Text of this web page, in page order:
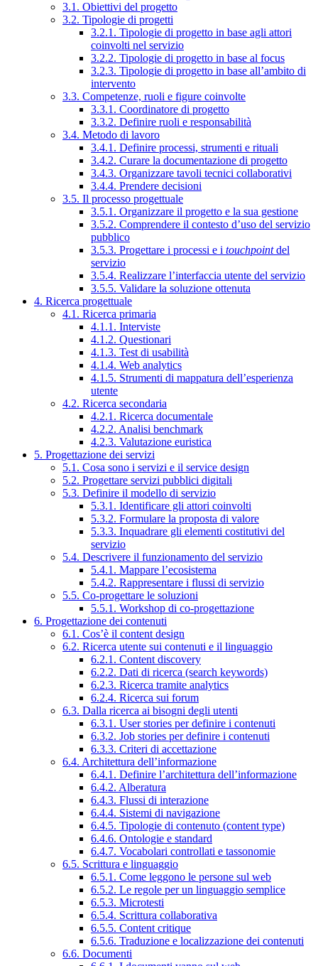
3.1. Obiettivi del progetto
3.2. Tipologie di progetti
3.2.1. Tipologie di progetto in base agli attori
coinvolti nel servizio
3.2.2. Tipologie di progetto in base al focus
3.2.3. Tipologie di progetto in base all’ambito di
intervento
3.3. Competenze, ruoli e figure coinvolte
3.3.1. Coordinatore di progetto
3.3.2. Definire ruoli e responsabilità
3.4. Metodo di lavoro
3.4.1. Definire processi, strumenti e rituali
3.4.2. Curare la documentazione di progetto
3.4.3. Organizzare tavoli tecnici collaborativi
3.4.4. Prendere decisioni
3.5. Il processo progettuale
3.5.1. Organizzare il progetto e la sua gestione
3.5.2. Comprendere il contesto d’uso del servizio
pubblico
3.5.3. Progettare i processi e i touchpointdel
servizio
3.5.4. Realizzare l’interfaccia utente del servizio
3.5.5. Validare la soluzione ottenuta
4. Ricerca progettuale
4.1. Ricerca primaria
4.1.1. Interviste
4.1.2. Questionari
4.1.3. Test di usabilità
4.1.4. Web analytics
4.1.5. Strumenti di mappatura dell’esperienza
utente
4.2. Ricerca secondaria
4.2.1. Ricerca documentale
4.2.2. Analisi benchmark
4.2.3. Valutazione euristica
5. Progettazione dei servizi
5.1. Cosa sono i servizi e il service design
5.2. Progettare servizi pubblici digitali
5.3. Definire il modello di servizio
5.3.1. Identificare gli attori coinvolti
5.3.2. Formulare la proposta di valore
5.3.3. Inquadrare gli elementi costitutivi del
servizio
5.4. Descrivere il funzionamento del servizio
5.4.1. Mappare l’ecosistema
5.4.2. Rappresentare i flussi di servizio
5.5. Co-progettare le soluzioni
5.5.1. Workshop di co-progettazione
6. Progettazione dei contenuti
6.1. Cos’è il content design
6.2. Ricerca utente sui contenuti e il linguaggio
6.2.1. Content discovery
6.2.2. Dati di ricerca (search keywords)
6.2.3. Ricerca tramite analytics
6.2.4. Ricerca sui forum
6.3. Dalla ricerca ai bisogni degli utenti
6.3.1. User stories per definire i contenuti
6.3.2. Job stories per definire i contenuti
6.3.3. Criteri di accettazione
6.4. Architettura dell’informazione
6.4.1. Definire l’architettura dell’informazione
6.4.2. Alberatura
6.4.3. Flussi di interazione
6.4.4. Sistemi di navigazione
6.4.5. Tipologie di contenuto (content type)
6.4.6. Ontologie e standard
6.4.7. Vocabolari controllati e tassonomie
6.5. Scrittura e linguaggio
6.5.1. Come leggono le persone sul web
6.5.2. Le regole per un linguaggio semplice
6.5.3. Microtesti
6.5.4. Scrittura collaborativa
6.5.5. Content critique
6.5.6. Traduzione e localizzazione dei contenuti
6.6. Documenti